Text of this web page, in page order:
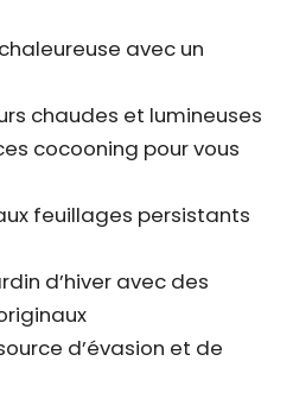
avec un
chaudes et lumineuses
cocooning pour vous
feuillages persistants
d’hiver avec des
d’évasion et de